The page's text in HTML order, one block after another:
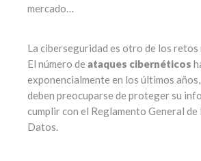
mercado…
La ciberseguridad es otro de los retos
El número de ataques cibernéticos
exponencialmente en los últimos
deben preocuparse de proteger su
cumplir con el Reglamento General
Datos.